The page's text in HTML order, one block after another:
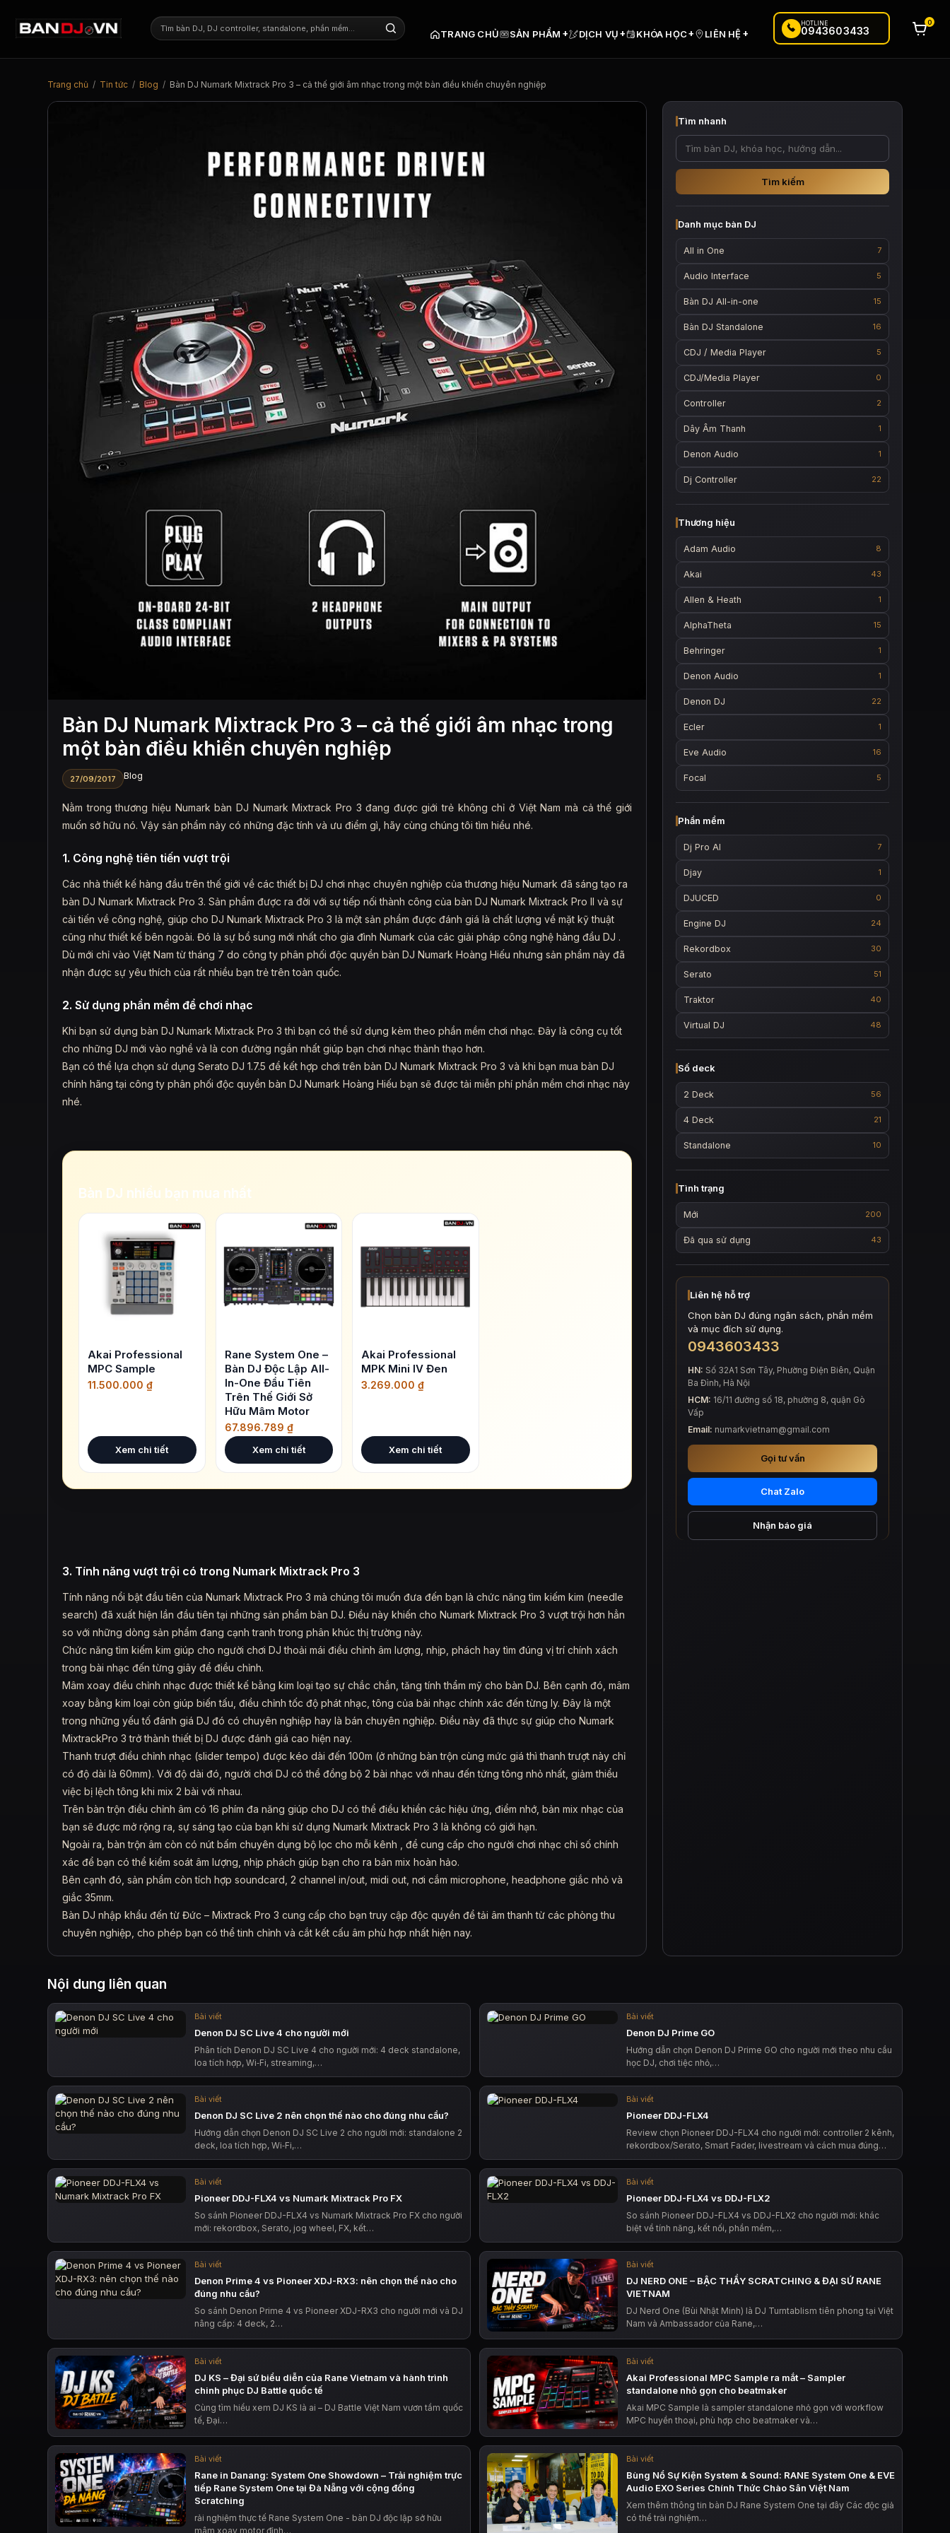
TRANG CHỦ SẢN PHẨM + DỊCH VỤ+ KHÓA HỌC+ LIÊN HỆ +
HOTLINE
0943603433
0
Trang chủ / Tin tức / Blog / Bàn DJ Numark Mixtrack Pro 3 – cả thế giới âm nhạc trong một bàn điều khiển chuyên nghiệp
Bàn DJ Numark Mixtrack Pro 3 – cả thế giới âm nhạc trong
một bàn điều khiển chuyên nghiệp
27/09/2017 Blog
Nằm trong thương hiệu Numark bàn DJ Numark Mixtrack Pro 3 đang được giới trẻ không chỉ ở Việt Nam mà cả thế giới
muốn sở hữu nó. Vậy sản phẩm này có những đặc tính và ưu điểm gì, hãy cùng chúng tôi tìm hiểu nhé.
1. Công nghệ tiên tiến vượt trội
Các nhà thiết kế hàng đầu trên thế giới về các thiết bị DJ chơi nhạc chuyên nghiệp của thương hiệu Numark đã sáng tạo ra
bàn DJ Numark Mixtrack Pro 3. Sản phẩm được ra đời với sự tiếp nối thành công của bàn DJ Numark Mixtrack Pro II và sự
cải tiến về công nghệ, giúp cho DJ Numark Mixtrack Pro 3 là một sản phẩm được đánh giá là chất lượng về mặt kỹ thuật
cũng như thiết kế bên ngoài. Đó là sự bổ sung mới nhất cho gia đình Numark của các giải pháp công nghệ hàng đầu DJ .
Dù mới chỉ vào Việt Nam từ tháng 7 do công ty phân phối độc quyền bàn DJ Numark Hoàng Hiếu nhưng sản phẩm này đã
nhận được sự yêu thích của rất nhiều bạn trẻ trên toàn quốc.
2. Sử dụng phần mềm để chơi nhạc
Khi bạn sử dụng bàn DJ Numark Mixtrack Pro 3 thì bạn có thể sử dụng kèm theo phần mềm chơi nhạc. Đây là công cụ tốt
cho những DJ mới vào nghề và là con đường ngắn nhất giúp bạn chơi nhạc thành thạo hơn.
Bạn có thể lựa chọn sử dụng Serato DJ 1.7.5 để kết hợp chơi trên bàn DJ Numark Mixtrack Pro 3 và khi bạn mua bàn DJ
chính hãng tại công ty phân phối độc quyền bàn DJ Numark Hoàng Hiếu bạn sẽ được tải miễn phí phần mềm chơi nhạc này
nhé.
Bàn DJ nhiều bạn mua nhất
Akai Professional
MPC Sample
11.500.000 ₫
Xem chi tiết
Rane System One –
Bàn DJ Độc Lập All-
In-One Đầu Tiên
Trên Thế Giới Sở
Hữu Mâm Motor
67.896.789 ₫
Xem chi tiết
Akai Professional
MPK Mini IV Đen
3.269.000 ₫
Xem chi tiết
3. Tính năng vượt trội có trong Numark Mixtrack Pro 3
Tính năng nổi bật đầu tiên của Numark Mixtrack Pro 3 mà chúng tôi muốn đưa đến bạn là chức năng tìm kiếm kim (needle
search) đã xuất hiện lần đầu tiên tại những sản phẩm bàn DJ. Điều này khiến cho Numark Mixtrack Pro 3 vượt trội hơn hẳn
so với những dòng sản phẩm đang cạnh tranh trong phân khúc thị trường này.
Chức năng tìm kiếm kim giúp cho người chơi DJ thoải mái điều chỉnh âm lượng, nhịp, phách hay tìm đúng vị trí chính xách
trong bài nhạc đến từng giây để điều chỉnh.
Mâm xoay điều chỉnh nhạc được thiết kế bằng kim loại tạo sự chắc chắn, tăng tính thẩm mỹ cho bàn DJ. Bên cạnh đó, mâm
xoay bằng kim loại còn giúp biến tấu, điều chỉnh tốc độ phát nhạc, tông của bài nhạc chính xác đến từng ly. Đây là một
trong những yếu tố đánh giá DJ đó có chuyên nghiệp hay là bán chuyên nghiệp. Điều này đã thực sự giúp cho Numark
MixtrackPro 3 trở thành thiết bị DJ được đánh giá cao hiện nay.
Thanh trượt điều chỉnh nhạc (slider tempo) được kéo dài đến 100m (ở những bàn trộn cùng mức giá thì thanh trượt này chỉ
có độ dài là 60mm). Với độ dài đó, người chơi DJ có thể đồng bộ 2 bài nhạc với nhau đến từng tông nhỏ nhất, giảm thiểu
việc bị lệch tông khi mix 2 bài với nhau.
Trên bàn trộn điều chỉnh âm có 16 phím đa năng giúp cho DJ có thể điều khiển các hiệu ứng, điểm nhớ, bản mix nhạc của
bạn sẽ được mở rộng ra, sự sáng tạo của bạn khi sử dụng Numark Mixtrack Pro 3 là không có giới hạn.
Ngoài ra, bàn trộn âm còn có nút bấm chuyên dụng bộ lọc cho mỗi kênh , để cung cấp cho người chơi nhạc chỉ số chính
xác để bạn có thể kiểm soát âm lượng, nhịp phách giúp bạn cho ra bản mix hoàn hảo.
Bên cạnh đó, sản phẩm còn tích hợp soundcard, 2 channel in/out, midi out, nơi cắm microphone, headphone giắc nhỏ và
giắc 35mm.
Bàn DJ nhập khẩu đến từ Đức – Mixtrack Pro 3 cung cấp cho bạn truy cập độc quyền để tải âm thanh từ các phòng thu
chuyên nghiệp, cho phép bạn có thể tinh chỉnh và cắt kết cấu âm phù hợp nhất hiện nay.
Tìm nhanh
Tìm kiếm
Danh mục bàn DJ
All in One 7
Audio Interface 5
Bàn DJ All-in-one 15
Bàn DJ Standalone 16
CDJ / Media Player 5
CDJ/Media Player 0
Controller 2
Dây Âm Thanh 1
Denon Audio 1
Dj Controller 22
Thương hiệu
Adam Audio 8
Akai 43
Allen & Heath 1
AlphaTheta 15
Behringer 1
Denon Audio 1
Denon DJ 22
Ecler 1
Eve Audio 16
Focal 5
Phần mềm
Dj Pro AI 7
Djay 1
DJUCED 0
Engine DJ 24
Rekordbox 30
Serato 51
Traktor 40
Virtual DJ 48
Số deck
2 Deck 56
4 Deck 21
Standalone 10
Tình trạng
Mới 200
Đã qua sử dụng 43
Liên hệ hỗ trợ
Chọn bàn DJ đúng ngân sách, phần mềm
và mục đích sử dụng.
0943603433
HN: Số 32A1 Sơn Tây, Phường Điện Biên, Quận
Ba Đình, Hà Nội
HCM: 16/11 đường số 18, phường 8, quận Gò
Vấp
Email: numarkvietnam@gmail.com
Gọi tư vấn
Chat Zalo
Nhận báo giá
Nội dung liên quan
Bài viết
Denon DJ SC Live 4 cho người mới
Phân tích Denon DJ SC Live 4 cho người mới: 4 deck standalone,
loa tích hợp, Wi‑Fi, streaming,…
Bài viết
Denon DJ Prime GO
Hướng dẫn chọn Denon DJ Prime GO cho người mới theo nhu cầu
học DJ, chơi tiệc nhỏ,…
Bài viết
Denon DJ SC Live 2 nên chọn thế nào cho đúng nhu cầu?
Hướng dẫn chọn Denon DJ SC Live 2 cho người mới: standalone 2
deck, loa tích hợp, Wi‑Fi,…
Bài viết
Pioneer DDJ-FLX4
Review chọn Pioneer DDJ-FLX4 cho người mới: controller 2 kênh,
rekordbox/Serato, Smart Fader, livestream và cách mua đúng…
Bài viết
Pioneer DDJ-FLX4 vs Numark Mixtrack Pro FX
So sánh Pioneer DDJ-FLX4 vs Numark Mixtrack Pro FX cho người
mới: rekordbox, Serato, jog wheel, FX, kết…
Bài viết
Pioneer DDJ-FLX4 vs DDJ-FLX2
So sánh Pioneer DDJ-FLX4 vs DDJ-FLX2 cho người mới: khác
biệt về tính năng, kết nối, phần mềm,…
Bài viết
Denon Prime 4 vs Pioneer XDJ-RX3: nên chọn thế nào cho
đúng nhu cầu?
So sánh Denon Prime 4 vs Pioneer XDJ-RX3 cho người mới và DJ
nâng cấp: 4 deck, 2…
Bài viết
DJ NERD ONE – BẬC THẦY SCRATCHING & ĐẠI SỨ RANE
VIETNAM
DJ Nerd One (Bùi Nhật Minh) là DJ Turntablism tiên phong tại Việt
Nam và Ambassador của Rane,…
Bài viết
DJ KS – Đại sứ biểu diễn của Rane Vietnam và hành trình
chinh phục DJ Battle quốc tế
Cùng tìm hiểu xem DJ KS là ai – DJ Battle Việt Nam vươn tầm quốc
tế, Đại…
Bài viết
Akai Professional MPC Sample ra mắt – Sampler
standalone nhỏ gọn cho beatmaker
Akai MPC Sample là sampler standalone nhỏ gọn với workflow
MPC huyền thoại, phù hợp cho beatmaker và…
Bài viết
Rane in Danang: System One Showdown – Trải nghiệm trực
tiếp Rane System One tại Đà Nẵng với cộng đồng
Scratching
rải nghiệm thực tế Rane System One - bàn DJ độc lập sở hữu
mâm xoay motor đỉnh…
Bài viết
Bùng Nổ Sự Kiện System & Sound: RANE System One & EVE
Audio EXO Series Chính Thức Chào Sân Việt Nam
Xem thêm thông tin bàn DJ Rane System One tại đây Các độc giả
có thể trải nghiệm…